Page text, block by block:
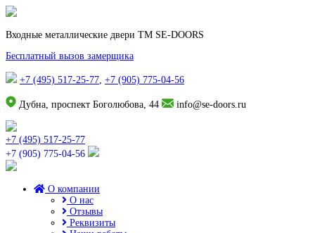
Входные металлические двери TM SE-DOORS
Бесплатный вызов замерщика
+7 (495) 517-25-77, +7 (905) 775-04-56
Дубна, проспект Боголюбова, 44 info@se-doors.ru
+7 (495) 517-25-77
+7 (905) 775-04-56
О компании
О нас
Отзывы
Реквизиты